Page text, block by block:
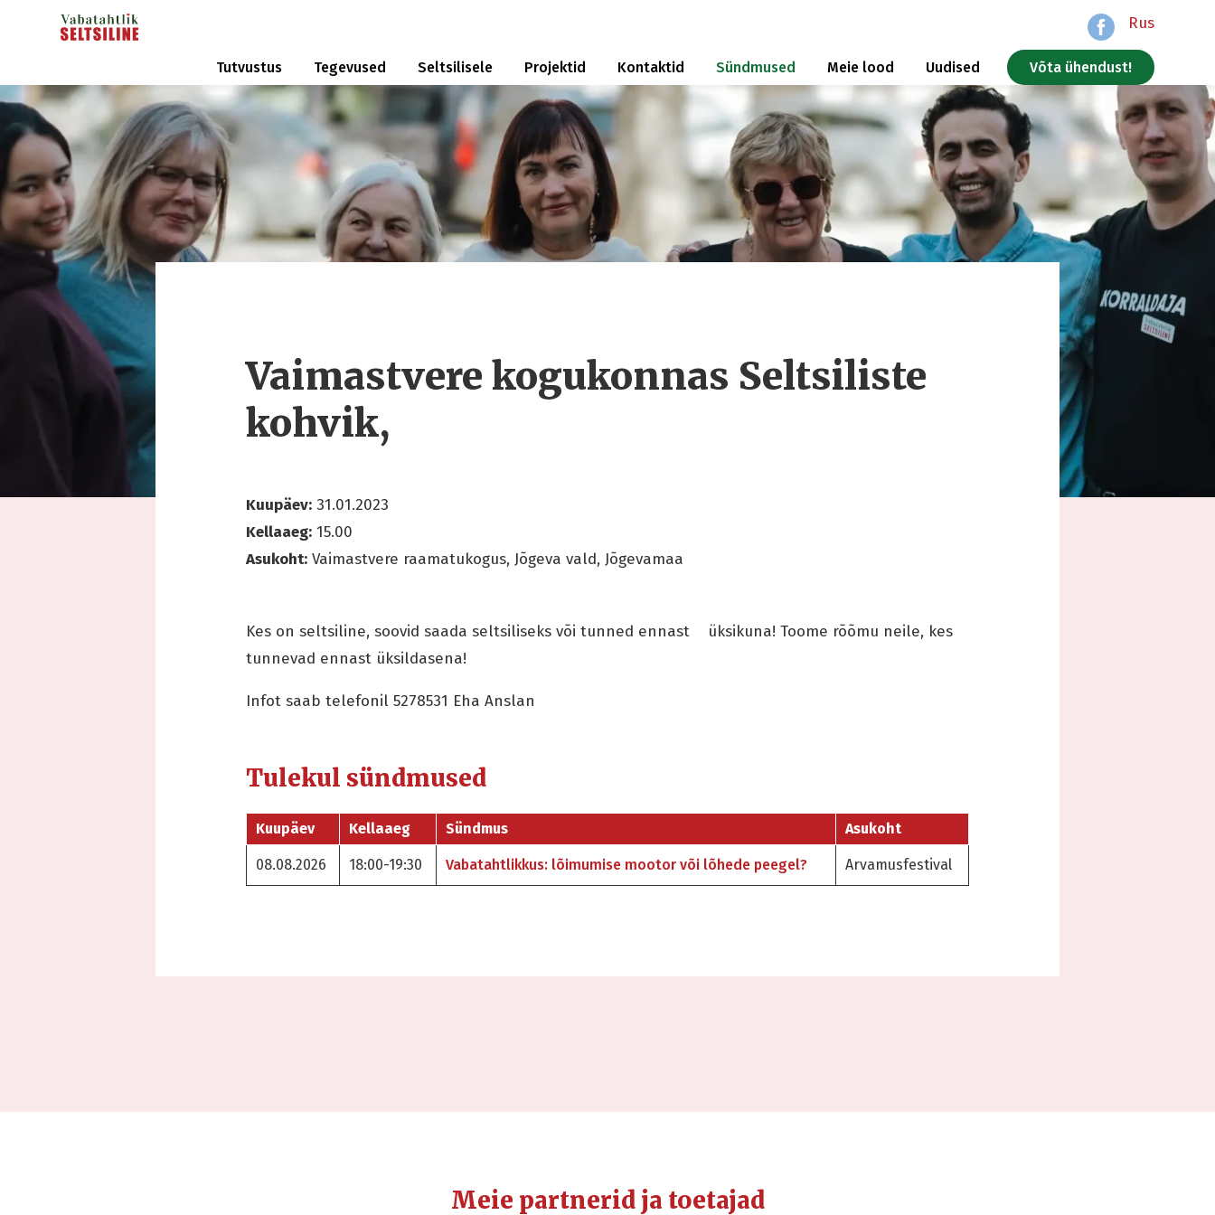
Rus
Tutvustus Tegevused Seltsilisele Projektid Kontaktid Sündmused Meie lood Uudised Võta ühendust!
Vaimastvere kogukonnas Seltsiliste
kohvik,
Kuupäev: 31.01.2023
Kellaaeg: 15.00
Asukoht: Vaimastvere raamatukogus, Jõgeva vald, Jõgevamaa
Kes on seltsiline, soovid saada seltsiliseks või tunned ennast üksikuna! Toome rõõmu neile, kes
tunnevad ennast üksildasena!
Infot saab telefonil 5278531 Eha Anslan
Tulekul sündmused
Kuupäev Kellaaeg Sündmus Asukoht
08.08.2026 18:00-19:30 Vabatahtlikkus: lõimumise mootor või lõhede peegel? Arvamusfestival
Meie partnerid ja toetajad